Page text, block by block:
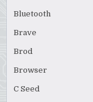
Bluetooth
Brave
Brod
Browser
C Seed